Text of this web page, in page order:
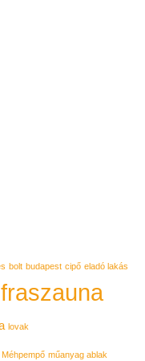
bolt budapest cipő eladó lakás
lovak
Méhpempő műanyag ablak